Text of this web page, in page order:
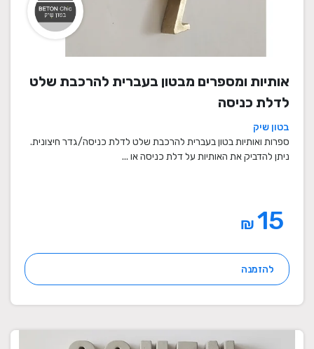
אותיות ומספרים מבטון בעברית להרכבת שלט
לדלת כניסה
בטון שיק
ספרות ואותיות בטון בעברית להרכבת שלט לדלת כניסה/גדר חיצונית.
ניתן להדביק את האותיות על דלת כניסה או ...
₪
להזמנה